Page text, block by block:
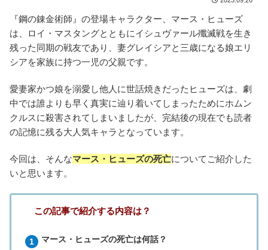
『鋼の錬金術師』の登場キャラクター、マース・ヒューズ
は、ロイ・マスタングとともにイシュヴァール殲滅戦を生き
残った同期の戦友であり、妻グレイシアと三歳になる娘エリ
シアを家族に持つ一児の父親です。
愛妻家かつ娘を溺愛し他人に世話焼きだったヒューズは、劇
中では誰よりも早く真実に辿り着いてしまったためにホムン
クルスに殺害されてしまいましたが、完結後の現在でも読者
の記憶に残る大人気キャラとなっています。
今回は、そんなマース・ヒューズの死亡についてご紹介した
いと思います。
この記事で紹介する内容は？
マース・ヒューズの死亡は何話？